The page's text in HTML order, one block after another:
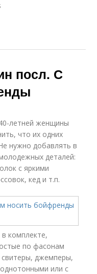
посл. С
летней женщины
что их одних
нужно добавлять в
деталей:
с яркими
кед и т.п.
комплекте,
по фасонам
джемперы,
или с